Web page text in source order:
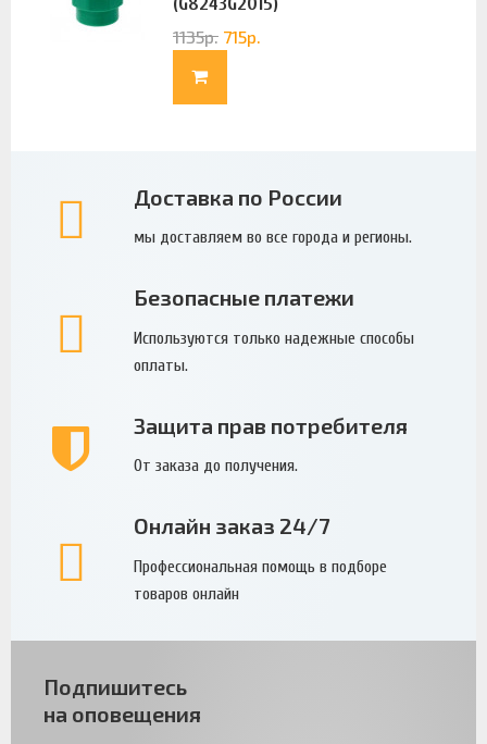
1135р. 715р.
Доставка по России
мы доставляем во все города и регионы.
Безопасные платежи
Используются только надежные способы
оплаты.
Защита прав потребителя
От заказа до получения.
Онлайн заказ 24/7
Профессиональная помощь в подборе
товаров онлайн
Подпишитесь
на оповещения